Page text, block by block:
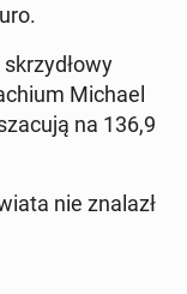
Michael
na 136,9
nie znalazł